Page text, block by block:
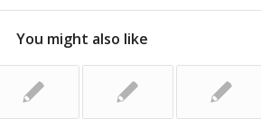
You might also like